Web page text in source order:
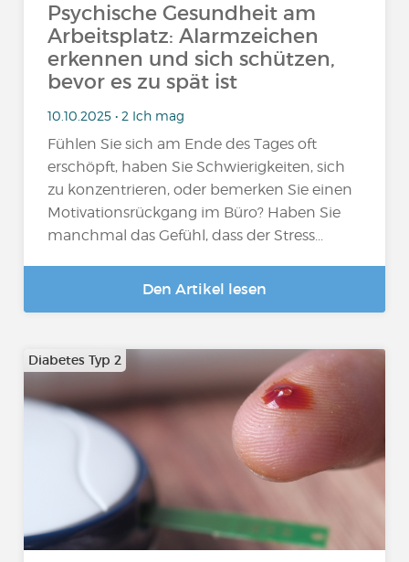
Psychische Gesundheit am
Arbeitsplatz: Alarmzeichen
erkennen und sich schützen,
bevor es zu spät ist
10.10.2025 • 2 Ich mag
Fühlen Sie sich am Ende des Tages oft
erschöpft, haben Sie Schwierigkeiten, sich
zu konzentrieren, oder bemerken Sie einen
Motivationsrückgang im Büro? Haben Sie
manchmal das Gefühl, dass der Stress...
Den Artikel lesen
Diabetes Typ 2